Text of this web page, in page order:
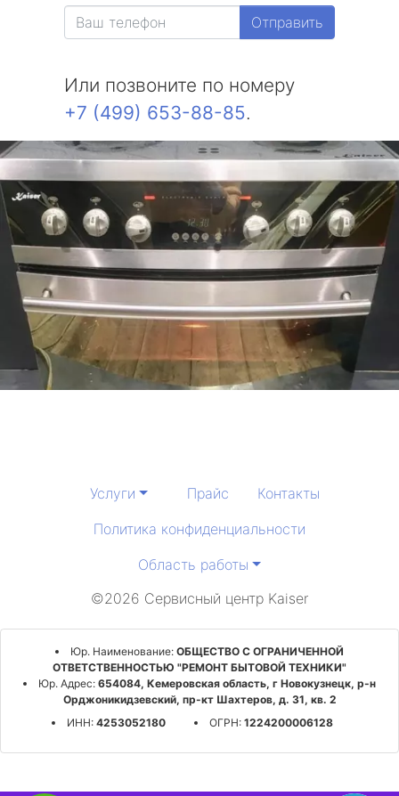
Отправить
Или позвоните по номеру
+7 (499) 653-88-85.
Услуги Прайс
Контакты
Политика конфиденциальности
Область работы
©2026 Сервисный центр Kaiser
Юр. Наименование: ОБЩЕСТВО С ОГРАНИЧЕННОЙ
ОТВЕТСТВЕННОСТЬЮ "РЕМОНТ БЫТОВОЙ ТЕХНИКИ"
Юр. Адрес: 654084, Кемеровская область, г Новокузнецк, р-н
Орджоникидзевский, пр-кт Шахтеров, д. 31, кв. 2
ИНН: 4253052180 ОГРН: 1224200006128